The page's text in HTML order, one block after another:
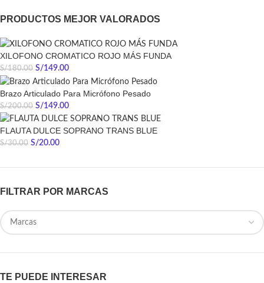
PRODUCTOS MEJOR VALORADOS
XILOFONO CROMATICO ROJO MÁS FUNDA
S/180.00 S/149.00
Brazo Articulado Para Micrófono Pesado
S/200.00 S/149.00
FLAUTA DULCE SOPRANO TRANS BLUE
S/30.00 S/20.00
FILTRAR POR MARCAS
TE PUEDE INTERESAR